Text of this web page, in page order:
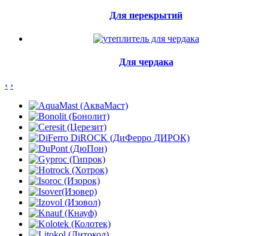
Для перекрытий
Для чердака
‹ ›